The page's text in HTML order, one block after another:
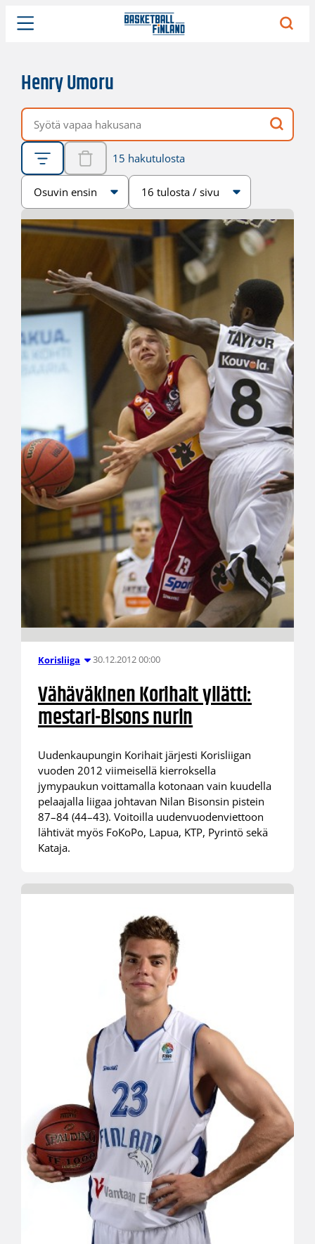
Henry Umoru
Vapaa hakusana
15 hakutulosta
Järjestys
Sivukoko
Korisliiga 30.12.2012 00:00
Vähäväkinen Korihait yllätti:
mestari-Bisons nurin
Uudenkaupungin Korihait järjesti Korisliigan
vuoden 2012 viimeisellä kierroksella
jymypaukun voittamalla kotonaan vain kuudella
pelaajalla liigaa johtavan Nilan Bisonsin pistein
87–84 (44–43). Voitoilla uudenvuodenviettoon
lähtivät myös FoKoPo, Lapua, KTP, Pyrintö sekä
Kataja.